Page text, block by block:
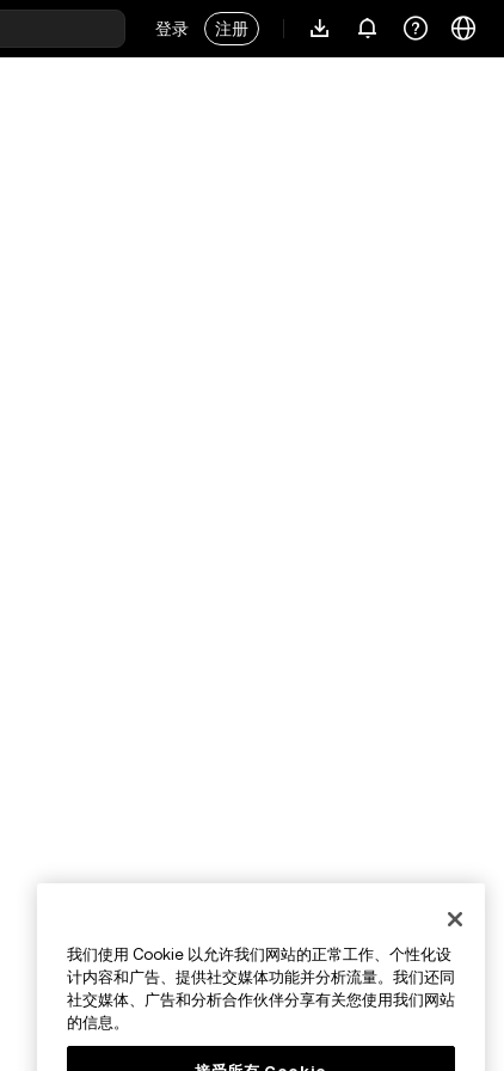
登录 注册
我们使用 Cookie 以允许我们网站的正常工作、个性化设
计内容和广告、提供社交媒体功能并分析流量。我们还同
社交媒体、广告和分析合作伙伴分享有关您使用我们网站
的信息。